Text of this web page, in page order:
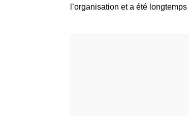
l’organisation et a été